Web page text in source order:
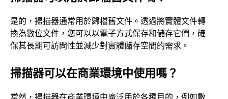
是的，掃描器通常用於歸檔舊文件。透過將實體文件轉
換為數位文件，您可以以電子方式保存和儲存它們，確
保其長期可訪問性並減少對實體儲存空間的需求。
掃描器可以在商業環境中使用嗎？
當然，掃描器在商業環境中廣泛用於各種目的，例如數